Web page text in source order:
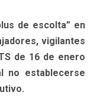
de escolta” en
vigilantes
de 16 de enero
no establecerse